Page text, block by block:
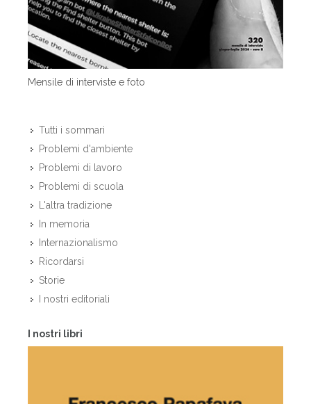
Mensile di interviste e foto
Tutti i sommari
Problemi d'ambiente
Problemi di lavoro
Problemi di scuola
L'altra tradizione
In memoria
Internazionalismo
Ricordarsi
Storie
I nostri editoriali
I nostri libri